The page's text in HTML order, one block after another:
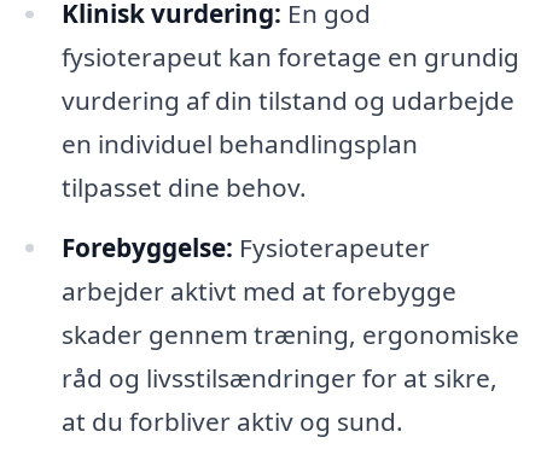
Klinisk vurdering: En god
fysioterapeut kan foretage en grundig
vurdering af din tilstand og udarbejde
en individuel behandlingsplan
tilpasset dine behov.
Forebyggelse: Fysioterapeuter
arbejder aktivt med at forebygge
skader gennem træning, ergonomiske
råd og livsstilsændringer for at sikre,
at du forbliver aktiv og sund.